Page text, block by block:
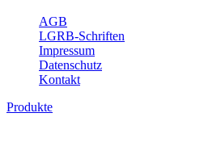
AGB
LGRB-Schriften
Impressum
Datenschutz
Kontakt
Produkte